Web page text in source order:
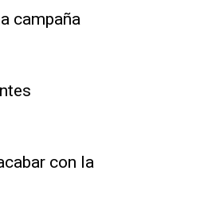
campaña
con la